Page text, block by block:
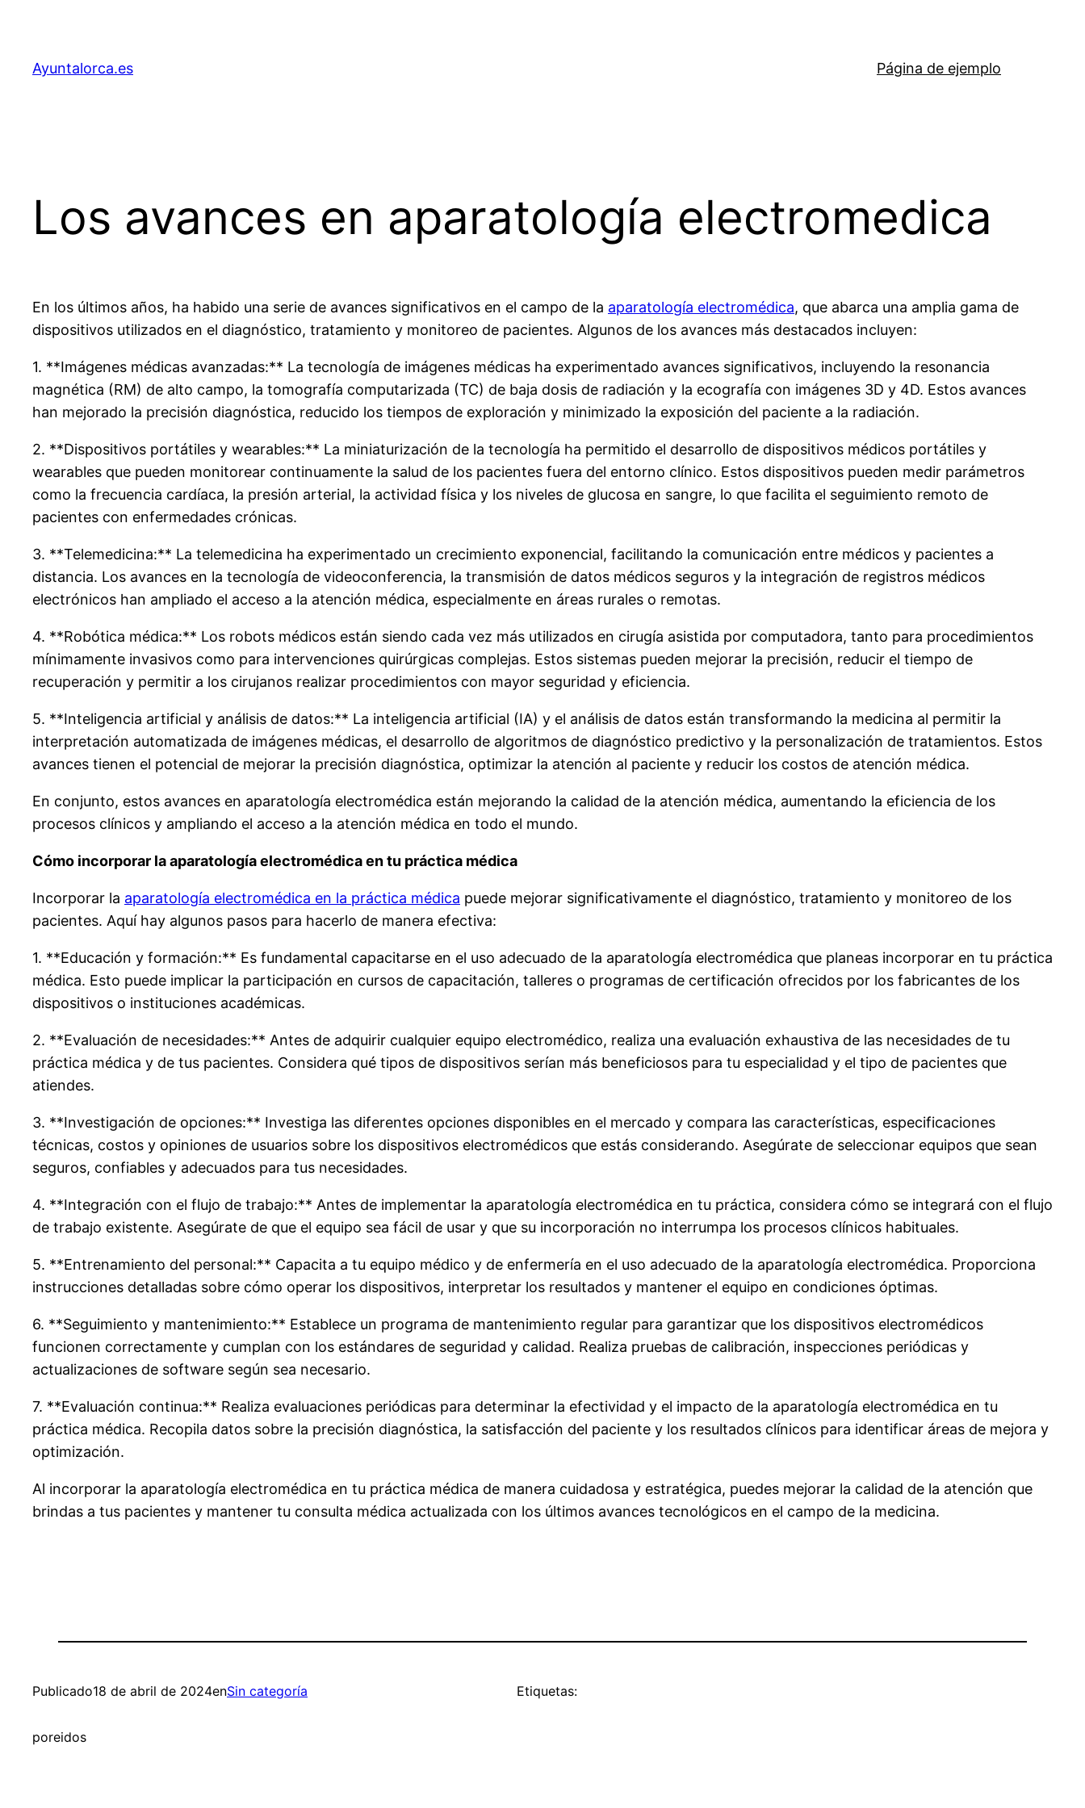
contenido
Ayuntalorca.es Página de ejemplo
Los avances en aparatología electromedica
En los últimos años, ha habido una serie de avances significativos en el campo de la aparatología electromédica, que abarca una amplia gama de
dispositivos utilizados en el diagnóstico, tratamiento y monitoreo de pacientes. Algunos de los avances más destacados incluyen:
1. **Imágenes médicas avanzadas:** La tecnología de imágenes médicas ha experimentado avances significativos, incluyendo la resonancia
magnética (RM) de alto campo, la tomografía computarizada (TC) de baja dosis de radiación y la ecografía con imágenes 3D y 4D. Estos avances
han mejorado la precisión diagnóstica, reducido los tiempos de exploración y minimizado la exposición del paciente a la radiación.
2. **Dispositivos portátiles y wearables:** La miniaturización de la tecnología ha permitido el desarrollo de dispositivos médicos portátiles y
wearables que pueden monitorear continuamente la salud de los pacientes fuera del entorno clínico. Estos dispositivos pueden medir parámetros
como la frecuencia cardíaca, la presión arterial, la actividad física y los niveles de glucosa en sangre, lo que facilita el seguimiento remoto de
pacientes con enfermedades crónicas.
3. **Telemedicina:** La telemedicina ha experimentado un crecimiento exponencial, facilitando la comunicación entre médicos y pacientes a
distancia. Los avances en la tecnología de videoconferencia, la transmisión de datos médicos seguros y la integración de registros médicos
electrónicos han ampliado el acceso a la atención médica, especialmente en áreas rurales o remotas.
4. **Robótica médica:** Los robots médicos están siendo cada vez más utilizados en cirugía asistida por computadora, tanto para procedimientos
mínimamente invasivos como para intervenciones quirúrgicas complejas. Estos sistemas pueden mejorar la precisión, reducir el tiempo de
recuperación y permitir a los cirujanos realizar procedimientos con mayor seguridad y eficiencia.
5. **Inteligencia artificial y análisis de datos:** La inteligencia artificial (IA) y el análisis de datos están transformando la medicina al permitir la
interpretación automatizada de imágenes médicas, el desarrollo de algoritmos de diagnóstico predictivo y la personalización de tratamientos. Estos
avances tienen el potencial de mejorar la precisión diagnóstica, optimizar la atención al paciente y reducir los costos de atención médica.
En conjunto, estos avances en aparatología electromédica están mejorando la calidad de la atención médica, aumentando la eficiencia de los
procesos clínicos y ampliando el acceso a la atención médica en todo el mundo.
Cómo incorporar la aparatología electromédica en tu práctica médica
Incorporar la aparatología electromédica en la práctica médica puede mejorar significativamente el diagnóstico, tratamiento y monitoreo de los
pacientes. Aquí hay algunos pasos para hacerlo de manera efectiva:
1. **Educación y formación:** Es fundamental capacitarse en el uso adecuado de la aparatología electromédica que planeas incorporar en tu práctica
médica. Esto puede implicar la participación en cursos de capacitación, talleres o programas de certificación ofrecidos por los fabricantes de los
dispositivos o instituciones académicas.
2. **Evaluación de necesidades:** Antes de adquirir cualquier equipo electromédico, realiza una evaluación exhaustiva de las necesidades de tu
práctica médica y de tus pacientes. Considera qué tipos de dispositivos serían más beneficiosos para tu especialidad y el tipo de pacientes que
atiendes.
3. **Investigación de opciones:** Investiga las diferentes opciones disponibles en el mercado y compara las características, especificaciones
técnicas, costos y opiniones de usuarios sobre los dispositivos electromédicos que estás considerando. Asegúrate de seleccionar equipos que sean
seguros, confiables y adecuados para tus necesidades.
4. **Integración con el flujo de trabajo:** Antes de implementar la aparatología electromédica en tu práctica, considera cómo se integrará con el flujo
de trabajo existente. Asegúrate de que el equipo sea fácil de usar y que su incorporación no interrumpa los procesos clínicos habituales.
5. **Entrenamiento del personal:** Capacita a tu equipo médico y de enfermería en el uso adecuado de la aparatología electromédica. Proporciona
instrucciones detalladas sobre cómo operar los dispositivos, interpretar los resultados y mantener el equipo en condiciones óptimas.
6. **Seguimiento y mantenimiento:** Establece un programa de mantenimiento regular para garantizar que los dispositivos electromédicos
funcionen correctamente y cumplan con los estándares de seguridad y calidad. Realiza pruebas de calibración, inspecciones periódicas y
actualizaciones de software según sea necesario.
7. **Evaluación continua:** Realiza evaluaciones periódicas para determinar la efectividad y el impacto de la aparatología electromédica en tu
práctica médica. Recopila datos sobre la precisión diagnóstica, la satisfacción del paciente y los resultados clínicos para identificar áreas de mejora y
optimización.
Al incorporar la aparatología electromédica en tu práctica médica de manera cuidadosa y estratégica, puedes mejorar la calidad de la atención que
brindas a tus pacientes y mantener tu consulta médica actualizada con los últimos avances tecnológicos en el campo de la medicina.
Publicado18 de abril de 2024enSin categoría
poreidos
Etiquetas: